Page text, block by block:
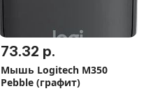
73.32 р.
Мышь Logitech M350
Pebble (графит)